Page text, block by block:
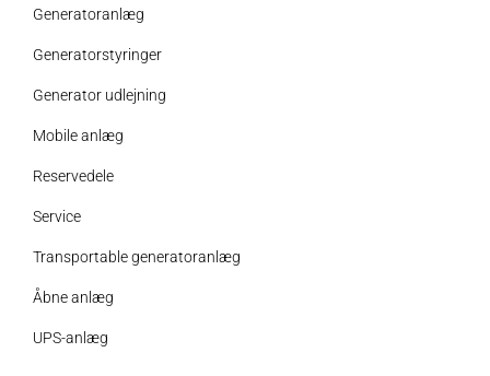
Generatoranlæg
Generatorstyringer
Generator udlejning
Mobile anlæg
Reservedele
Service
Transportable generatoranlæg
Åbne anlæg
UPS-anlæg